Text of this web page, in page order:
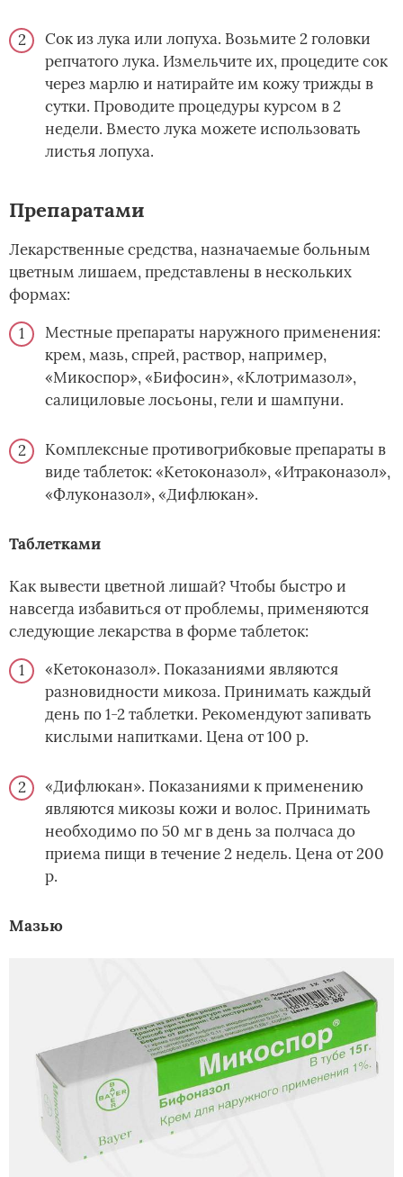
Сок из лука или лопуха. Возьмите 2 головки
репчатого лука. Измельчите их, процедите сок
через марлю и натирайте им кожу трижды в
сутки. Проводите процедуры курсом в 2
недели. Вместо лука можете использовать
листья лопуха.
Препаратами
Лекарственные средства, назначаемые больным
цветным лишаем, представлены в нескольких
формах:
Местные препараты наружного применения:
крем, мазь, спрей, раствор, например,
«Микоспор», «Бифосин», «Клотримазол»,
салициловые лосьоны, гели и шампуни.
Комплексные противогрибковые препараты в
виде таблеток: «Кетоконазол», «Итраконазол»,
«Флуконазол», «Дифлюкан».
Таблетками
Как вывести цветной лишай? Чтобы быстро и
навсегда избавиться от проблемы, применяются
следующие лекарства в форме таблеток:
«Кетоконазол». Показаниями являются
разновидности микоза. Принимать каждый
день по 1-2 таблетки. Рекомендуют запивать
кислыми напитками. Цена от 100 р.
«Дифлюкан». Показаниями к применению
являются микозы кожи и волос. Принимать
необходимо по 50 мг в день за полчаса до
приема пищи в течение 2 недель. Цена от 200
р.
Мазью